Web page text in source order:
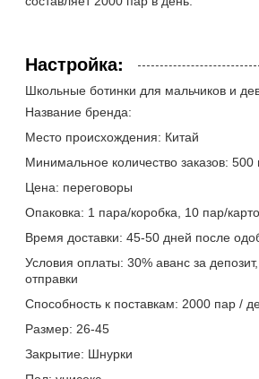
Настройка:
Школьные ботинки для мальчиков и
Название бренда:
Место происхождения: Китай
Минимальное количество заказов: 500
Цена: переговоры
Опаковка: 1 пара/коробка, 10 пар/
Время доставки: 45-50 дней после
Условия оплаты: 30% аванс за
отправки
Способность к поставкам: 2000 пар /
Размер: 26-45
Закрытие: Шнурки